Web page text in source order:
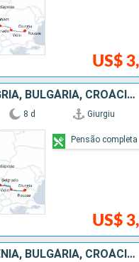
US$
ROMÊNIA, HUNGRIA, BULGÁRIA, CROÁCIA, SÉRVIA
8 d Giurgiu
US$
Pensão completa
HUNGRIA, ROMÊNIA, BULGÁRIA, CROÁCIA, SÉRVIA